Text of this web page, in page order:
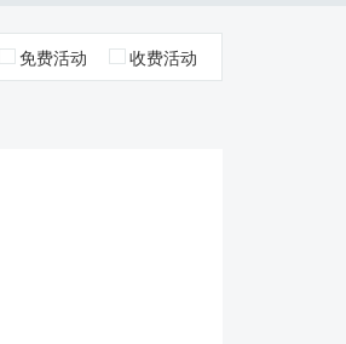
免费活动 收费活动